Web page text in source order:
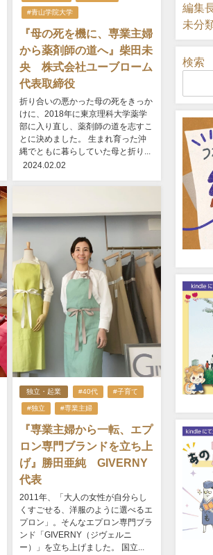
#青山学院大学
『母の死を機に、専業主婦
から薬剤師の道へ』柴田未
央 株式会社ユーブローム
代表取締役
折り合いの悪かった母の死をきっか
けに、2018年に東京理科大学薬学
部に入り直し、薬剤師の道を志すこ
とに決めました。 生まれ育った沖
縄でともに暮らしていた母と折り...
2024.02.02
独立・起業 #40代 #子育て
#独立 #専業主婦
『専業主婦から一転、エプ
ロン専門ブランドを立ち上
げ』勝田亜純 GIVERNY
代表
2011年、「大人の女性が自分らし
くすごせる、洋服のように選べるエ
プロン」。そんなエプロン専門ブラ
ンド「GIVERNY（ジヴェルニ
ー）」を立ち上げました。 国立...
編集
未分
検索